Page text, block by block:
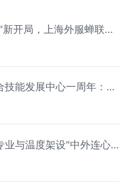
开局，上海外服蝉联
人力资源服务机构百强
技能发展中心一周年：笃
条闭环 专业实践赋能技
业与温度架设"中外连心
籍人员一站式综合服务